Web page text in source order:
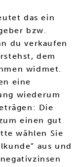
das ein
bzw.
du verkaufen
dem
widmet.
eine
wiederum
Die
einen gut
wählen Sie
aus und